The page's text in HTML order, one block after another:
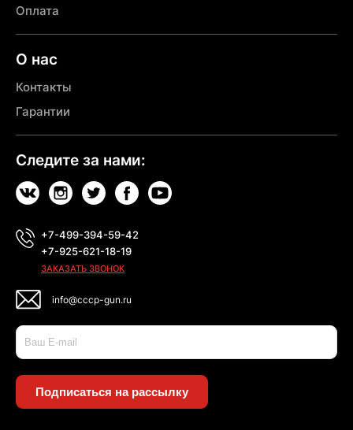
Оплата
О нас
Контакты
Гарантии
Следите за нами:
+7-499-394-59-42
+7-925-621-18-19
ЗАКАЗАТЬ ЗВОНОК
info@cccp-gun.ru
Подписаться на рассылку